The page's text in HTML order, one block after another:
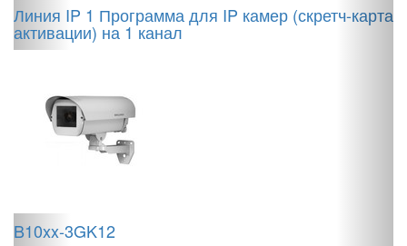
Линия IP 1 Программа для IP камер (скретч-карта
активации) на 1 канал
B10xx-3GK12